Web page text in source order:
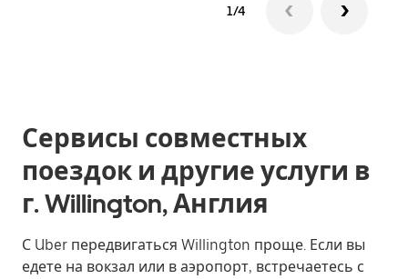
1/4
Сервисы совместных
поездок и другие услуги в
г. Willington, Англия
С Uber передвигаться Willington проще. Если вы
едете на вокзал или в аэропорт, встречаетесь с